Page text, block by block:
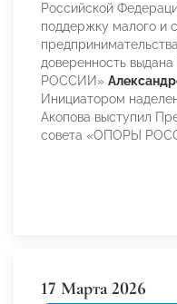
Российской
поддержку малого и
доверенность
РОССИИ»
Инициатором
Акопова выступил
совета «ОПОРЫ
17 Марта 2026